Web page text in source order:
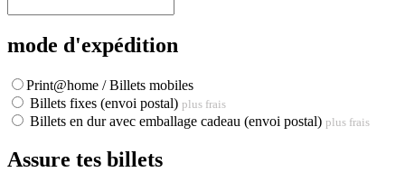
mode d'expédition
Print@home / Billets mobiles
Billets fixes (envoi postal) plus frais
Billets en dur avec emballage cadeau (envoi postal) plus frais
Assure tes billets